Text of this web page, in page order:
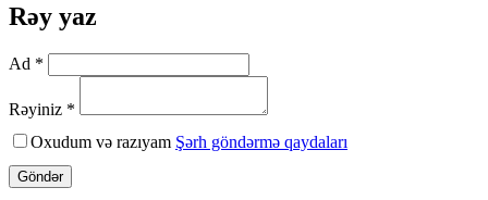
Rəy yaz
Ad *
Rəyiniz *
Oxudum və razıyam Şərh göndərmə qaydaları
Göndər